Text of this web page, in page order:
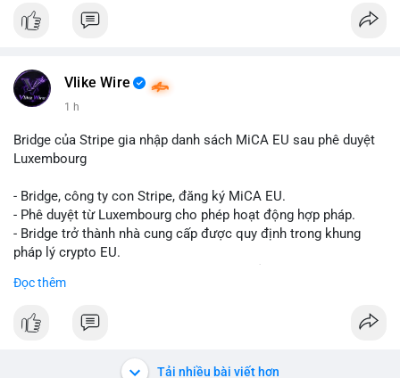
nay:
📧 Email: localpvashop@gmail.com
Vlike Wire
1 h
Bridge của Stripe gia nhập danh sách MiCA EU sau phê duyệt
Luxembourg
- Bridge, công ty con Stripe, đăng ký MiCA EU.
- Phê duyệt từ Luxembourg cho phép hoạt động hợp pháp.
- Bridge trở thành nhà cung cấp được quy định trong khung
pháp lý crypto EU.
#luxembourg
Đọc thêm
Tải nhiều bài viết hơn